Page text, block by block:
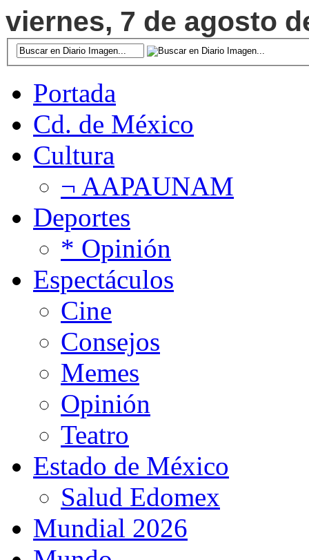
viernes, 7 de agosto
Portada
Cd. de México
Cultura
¬ AAPAUNAM
Deportes
* Opinión
Espectáculos
Cine
Consejos
Memes
Opinión
Teatro
Estado de México
Salud Edomex
Mundial 2026